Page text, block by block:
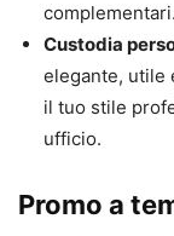
complementari.
Custodia
elegante, utile
il tuo stile
ufficio.
Promo a